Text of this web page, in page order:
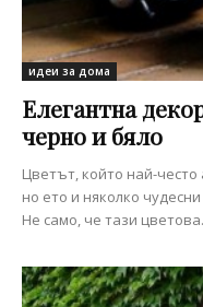
идеи за дома
Елегантна
черно и бяло
Цветът, който най-
но ето и няколко
Не само, че тази